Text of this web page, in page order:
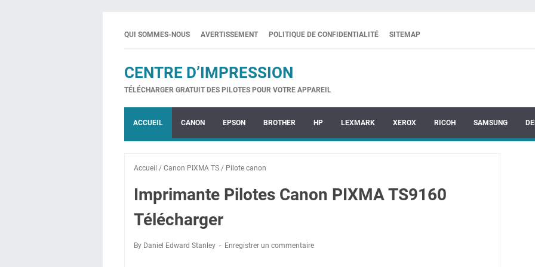
QUI SOMMES-NOUS AVERTISSEMENT POLITIQUE DE CONFIDENTIALITÉ SITEMAP
CENTRE D’IMPRESSION
TÉLÉCHARGER GRATUIT DES PILOTES POUR VOTRE APPAREIL
ACCUEIL CANON EPSON BROTHER HP LEXMARK XEROX RICOH SAMSUNG
Accueil / Canon PIXMA TS / Pilote canon
Imprimante Pilotes Canon PIXMA TS9160
Télécharger
By Daniel Edward Stanley Enregistrer un commentaire